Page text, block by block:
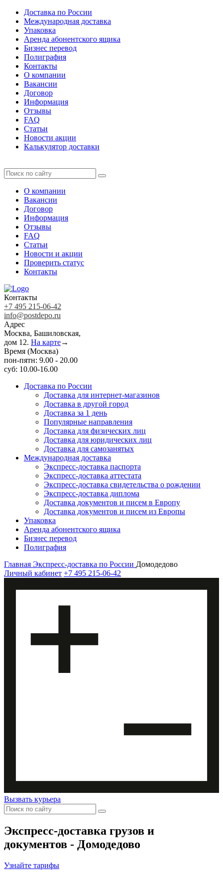
Доставка по России
Международная доставка
Упаковка
Аренда абонентского ящика
Бизнес перевод
Полиграфия
Контакты
О компании
Вакансии
Договор
Информация
Отзывы
FAQ
Статьи
Новости акции
Калькулятор доставки
О компании
Вакансии
Договор
Информация
Отзывы
FAQ
Статьи
Новости и акции
Проверить статус
Контакты
Контакты
+7 495 215-06-42
info@postdepo.ru
Адрес
Москва, Башиловская,
дом 12. На карте→
Время (Москва)
пон-пятн: 9.00 - 20.00
суб: 10.00-16.00
Доставка по России
Доставка для интернет-магазинов
Доставка в другой город
Доставка за 1 день
Популярные направления
Доставка для физических лиц
Доставка для юридических лиц
Доставка для самозанятых
Международная доставка
Экспресс-доставка паспорта
Экспресс-доставка аттестата
Экспресс-доставка свидетельства о рождении
Экспресс-доставка диплома
Доставка документов и писем в Европу
Доставка документов и писем из Европы
Упаковка
Аренда абонентского ящика
Бизнес перевод
Полиграфия
Главная Экспресс-доставка по России Домодедово
Личный кабинет +7 495 215-06-42
Вызвать курьера
Экспресс-доставка грузов и
документов - Домодедово
Узнайте тарифы